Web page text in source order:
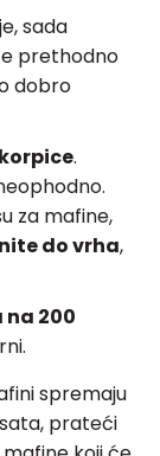
sada
prethodno
dobro
.
za mafine,
do vrha,
na 200
spremaju
prateći